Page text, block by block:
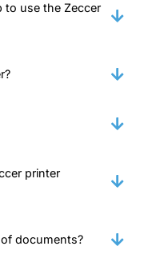
to use the Zeccer
printer
documents?